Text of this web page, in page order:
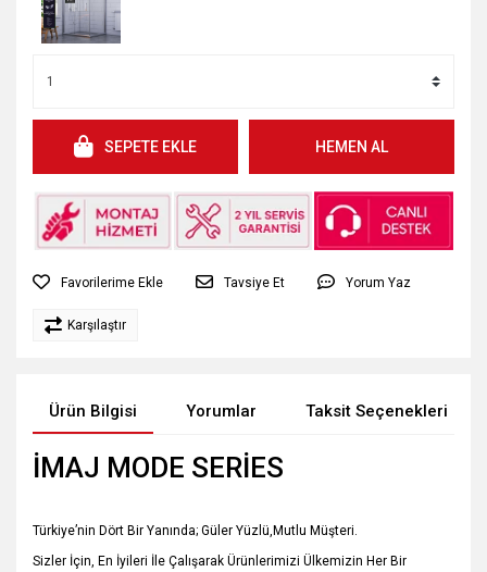
SEPETE EKLE HEMEN AL
Tavsiye Et Yorum Yaz
Karşılaştır
Ürün Bilgisi Yorumlar Taksit Seçenekleri
İMAJ MODE SERİES
Türkiye’nin Dört Bir Yanında; Güler Yüzlü,Mutlu Müşteri.
Sizler İçin, En İyileri İle Çalışarak Ürünlerimizi Ülkemizin Her Bir